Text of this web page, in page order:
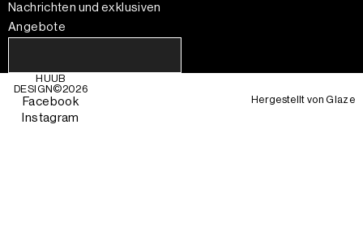
Nachrichten und exklusiven
Angebote
HUUB
DESIGN©2026
Facebook
Instagram
Hergestellt vonGlaze